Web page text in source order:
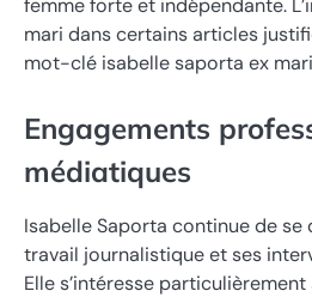
mari dans certains articles
mot-clé isabelle saporta ex
Engagements
médiatiques
Isabelle Saporta continue de se
travail journalistique et ses
Elle s’intéresse